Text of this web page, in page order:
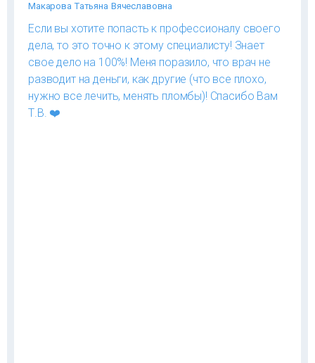
Макарова Татьяна Вячеславовна
Если вы хотите попасть к профессионалу своего
дела, то это точно к этому специалисту! Знает
свое дело на 100%! Меня поразило, что врач не
разводит на деньги, как другие (что все плохо,
нужно все лечить, менять пломбы)! Спасибо Вам
Т.В. ❤️